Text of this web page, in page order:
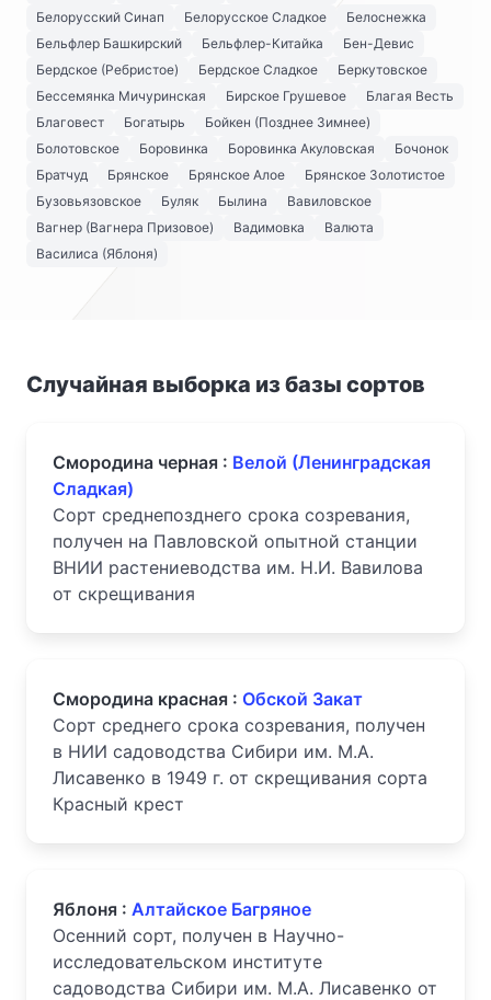
Белорусский Синап
Белорусское Сладкое
Белоснежка
Бельфлер Башкирский
Бельфлер-Китайка
Бен-Девис
Бердское (Ребристое)
Бердское Сладкое
Беркутовское
Бессемянка Мичуринская
Бирское Грушевое
Благая Весть
Благовест
Богатырь
Бойкен (Позднее Зимнее)
Болотовское
Боровинка Боровинка Акуловская
Бочонок
Братчуд
Брянское Брянское Алое
Брянское Золотистое
Бузовьязовское
Буляк Былина
Вавиловское
Вагнер (Вагнера Призовое)
Вадимовка
Валюта
Василиса (Яблоня)
Случайная выборка из базы сортов
Смородина черная : Велой (Ленинградская
Сладкая)
Сорт среднепозднего срока созревания,
получен на Павловской опытной станции
ВНИИ растениеводства им. Н.И. Вавилова
от скрещивания
Смородина красная : Обской Закат
Сорт среднего срока созревания, получен
в НИИ садоводства Сибири им. М.А.
Лисавенко в 1949 г. от скрещивания сорта
Красный крест
Яблоня : Алтайское Багряное
Осенний сорт, получен в Научно-
исследовательском институте
садоводства Сибири им. М.А. Лисавенко от